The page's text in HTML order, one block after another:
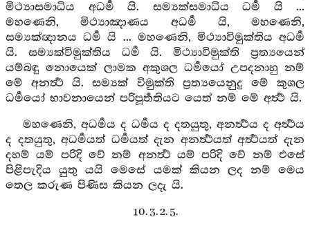
මිථ්‍යාසමාධිය අධර්‍ම යි. සම්‍යක්සමාධිය ධර්‍ම යි ...
මහණෙනි, මිථ්‍යාඤාණය අධර්‍ම යි, මහණෙනි,
සම්‍යක්ඥානය ධර්‍ම යි ... මහණෙනි, මිථ්‍යාවිමුක්තිය අධර්‍ම
යි. සම්‍යක්විමුක්තිය ධර්‍ම යි. මිථ්‍යාවිමුක්ති ප්‍රත්‍යයෙන්
යම්බඳු නොයෙක් ලාමක අකුශල ධර්‍මයෝ උපදනාහු නම්
මේ අනර්‍ත්‍ථ යි. සම්‍යක් විමුක්ති ප්‍රත්‍යයෙනුදු මේ කුශල
ධර්‍මයෝ භාවනායෙන් පරිපූර්‍තතියට යෙත් නම් මේ අර්‍ත්‍ථ යි.
මහණෙනි, අධර්‍මය ද ධර්‍මය ද දතයුතු, අනර්‍ත්‍ථය ද අර්‍ත්‍ථය
ද දතයුතු, අධර්‍මයත් ධර්‍මයත් දැන අනර්‍ත්‍ථයත් අර්‍ත්‍ථයත් දැන
දහම් යම් පරිදි වේ නම් අනර්‍ත්‍ථ යම් පරිදි වේ නම් එසේ
පිළිපැදිය යුතු යයි මෙසේ යමක් කියන ලද නම් මෙය
තෙල කරුණ පිණිස කියන ලදැ යි.
10. 3. 2. 5.